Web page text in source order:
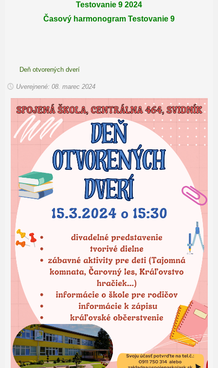
Testovanie 9 2024
Časový harmonogram Testovanie 9
Deň otvorených dverí
Uverejnené: 08. marec 2024